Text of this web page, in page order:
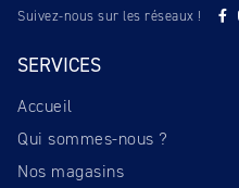
Suivez-nous sur les réseaux !
SERVICES
Accueil
Qui sommes-nous ?
Nos magasins